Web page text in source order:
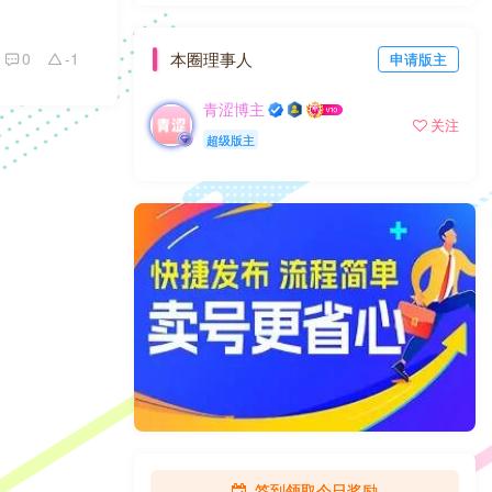
0 -1 本圈理事人 申请版主
青涩博主
超级版主
关注